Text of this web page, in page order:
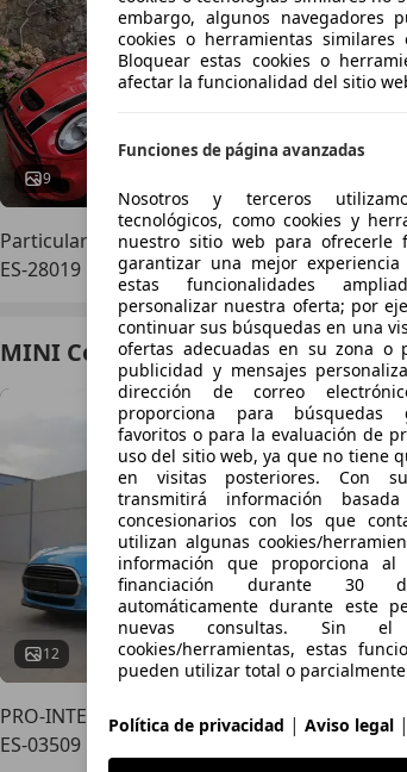
9 11/2016
Particular
ES-28019 Madrid
MINI Cooper
12
€
08/
PRO-INTER MMK
ES-03509 FINESTRAT
embargo, algunos navegadores
cookies o herramientas similares
Bloquear estas cookies o
afectar la funcionalidad del sitio
Funciones de página avanzadas
Nosotros y terceros
tecnológicos, como cookies y
nuestro sitio web para ofrecerle
garantizar una mejor
estas funcionalidades
personalizar nuestra oferta; por
continuar sus búsquedas en una
ofertas adecuadas en su zona o
publicidad y mensajes
dirección de correo
proporciona para búsquedas
favoritos o para la evaluación de
uso del sitio web, ya que no tiene
en visitas posteriores. Con
transmitirá información
concesionarios con los que
utilizan algunas cookies/
información que proporciona
financiación durante 30
automáticamente durante este
nuevas consultas. Sin
cookies/herramientas, estas
pueden utilizar total o
Política de privacidad | Aviso legal |